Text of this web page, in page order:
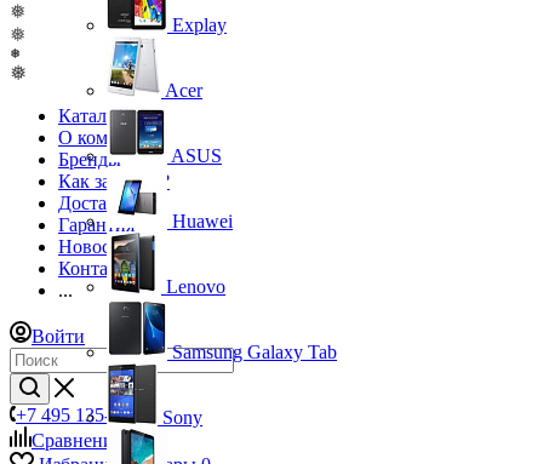
❅
❅
❅
❅
Каталог
О компании
Бренды
Как заказать?
Доставка
Гарантия
Новости
Контакты
...
Войти
+7 495 135-39-43
Сравнение
0
Explay
Acer
ASUS
Huawei
Lenovo
Samsung Galaxy Tab
Sony